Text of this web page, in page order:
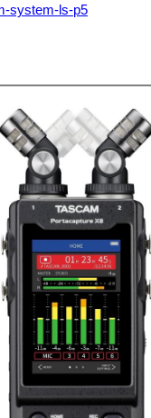
system-ls-p5